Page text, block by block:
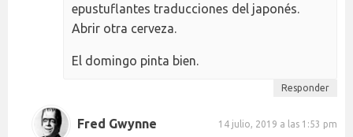
epustuflantes traducciones del japonés.
Abrir otra cerveza.
El domingo pinta bien.
Responder
Fred Gwynne 14 julio, 2019 a las 1:53 pm